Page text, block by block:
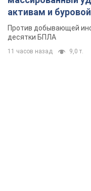
активам и
Против добывающей
десятки БПЛА
11 часов назад 9,0 т.